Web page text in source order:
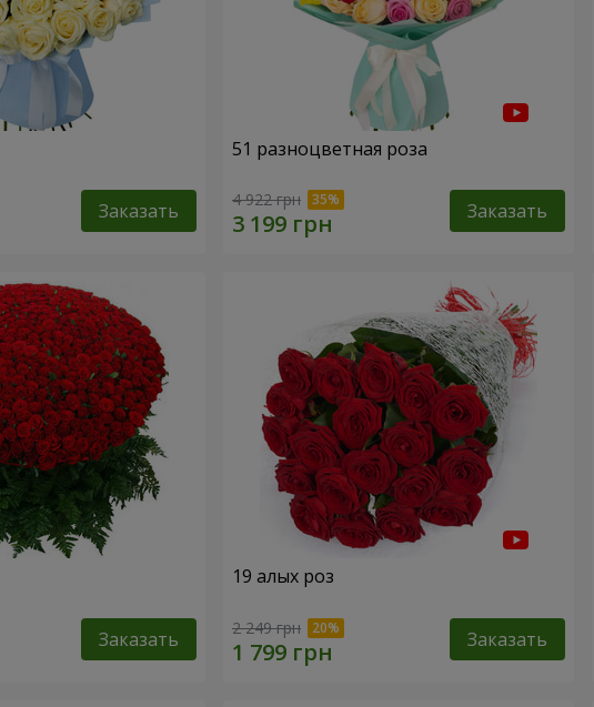
Заказать
51 разноцветная роза
4 922 грн Заказать
Заказать
19 алых роз
2 249 грн Заказать